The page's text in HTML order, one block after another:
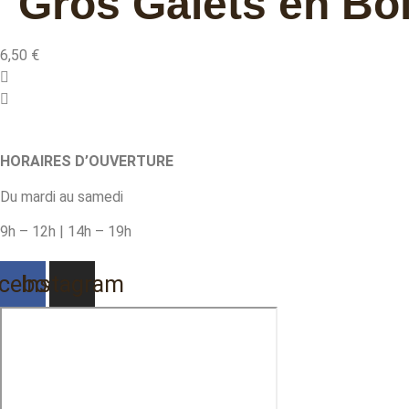
6,50 €
HORAIRES D’OUVERTURE
Du mardi au samedi
9h – 12h | 14h – 19h
Instagram